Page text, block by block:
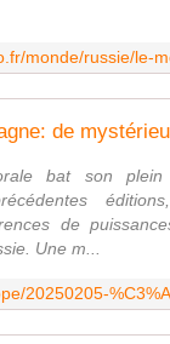
bat son plein
de
Une m...